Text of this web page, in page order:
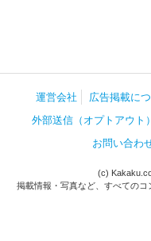
運営会社 広告掲載に
外部送信（オプトアウト）
お問い合わ
(c)
掲載情報・写真など、すべての